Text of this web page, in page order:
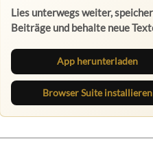
App herunterladen
Browser Suite installieren